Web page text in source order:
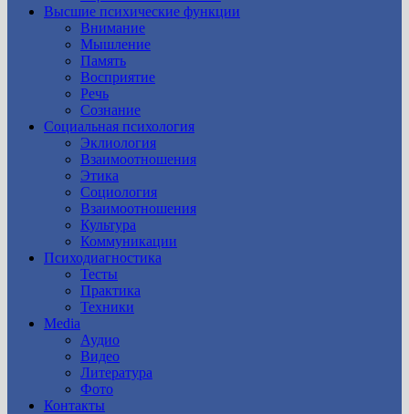
Высшие психические функции
Внимание
Мышление
Память
Восприятие
Речь
Сознание
Социальная психология
Эклиология
Взаимоотношения
Этика
Социология
Взаимоотношения
Культура
Коммуникации
Психодиагностика
Тесты
Практика
Техники
Media
Аудио
Видео
Литература
Фото
Контакты